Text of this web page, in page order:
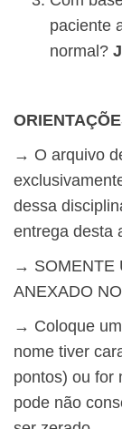
paciente
normal?
→ O arquivo
dessa
entrega desta
→ SOMENTE
ANEXADO
→ Coloque
nome tiver
pontos) ou for
pode não